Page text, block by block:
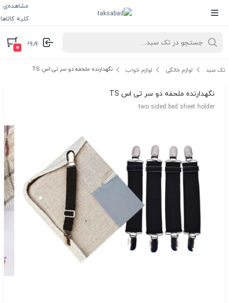
مشاهده‌ی
کلیه کالاها
ورود
۰
تک سبد لوازم خانگی لوازم خواب نگهدارنده ملحفه دو سر تی اس TS
نگهدارنده ملحفه دو سر تی اس TS
two sided bed sheet holder